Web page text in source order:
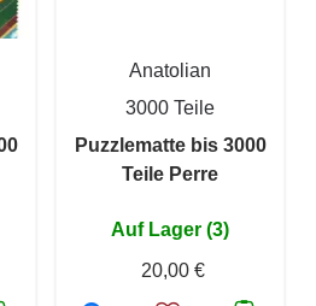
Anatolian
3000 Teile
Puzzlematte bis 3000
Teile Perre
Auf Lager (3)
20,00 €